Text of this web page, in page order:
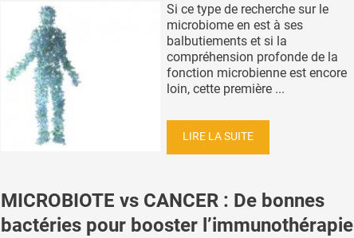
Si ce type de recherche sur le
microbiome en est à ses
balbutiements et si la
compréhension profonde de la
fonction microbienne est encore
loin, cette première ...
LIRE LA SUITE
MICROBIOTE vs CANCER : De bonnes
bactéries pour booster l’immunothérapie